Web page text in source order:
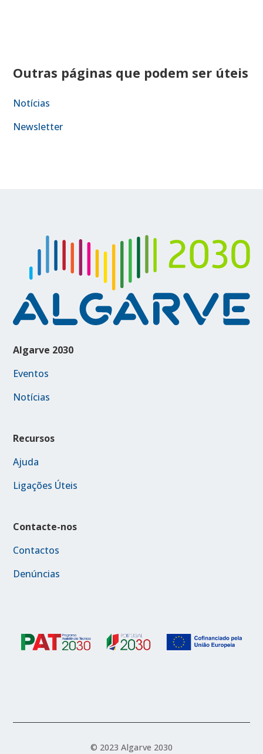
Outras páginas que podem ser úteis
Notícias
Newsletter
Algarve 2030
Eventos
Notícias
Recursos
Ajuda
Ligações Úteis
Contacte-nos
Contactos
Denúncias
© 2023 Algarve 2030